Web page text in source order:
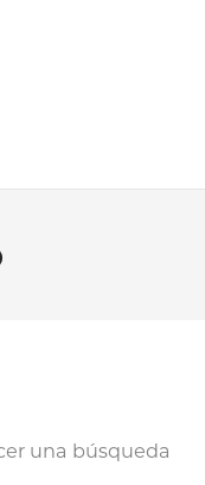
una búsqueda